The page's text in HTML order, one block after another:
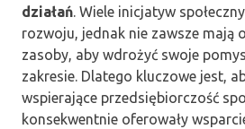
działań. Wiele inicjatyw
rozwoju, jednak nie zawsze mają
zasoby, aby wdrożyć swoje
zakresie. Dlatego kluczowe jest,
wspierające przedsiębiorczość
konsekwentnie oferowały